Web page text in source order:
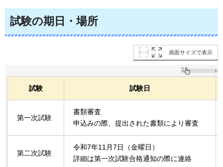
試験の期日・場所
画面サイズで表示
試験 試験日
第一次試験
書類審査
申込みの際、提出された書類により審査
第二次試験
令和7年11月7日（金曜日）
詳細は第一次試験合格通知の際に連絡